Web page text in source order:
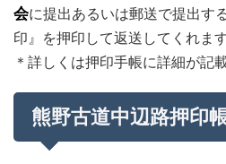
会に提出あるいは郵送で提出す
印』を押印して返送してくれます
＊詳しくは押印手帳に詳細が記
熊野古道中辺路押印